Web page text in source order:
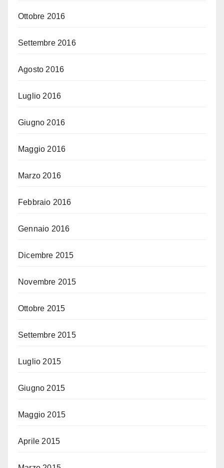
Ottobre 2016
Settembre 2016
Agosto 2016
Luglio 2016
Giugno 2016
Maggio 2016
Marzo 2016
Febbraio 2016
Gennaio 2016
Dicembre 2015
Novembre 2015
Ottobre 2015
Settembre 2015
Luglio 2015
Giugno 2015
Maggio 2015
Aprile 2015